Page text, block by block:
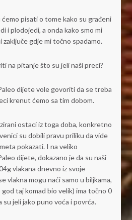
pisati o tome kako su građeni
i plodojedi, a onda kako smo mi
zaključe gdje mi točno spadamo.
na pitanje što su jeli naši preci?
dijete vole govoriti da se treba
krenut ćemo sa tim dobom.
ostaci iz toga doba, konkretno
su dobili pravu priliku da vide
pokazati. I na veliko
dijete, dokazano je da su naši
vlakana dnevno iz svoje
vlakna mogu naći samo u biljkama,
god taj komad bio velik) ima točno 0
su jeli jako puno voća i povrća.